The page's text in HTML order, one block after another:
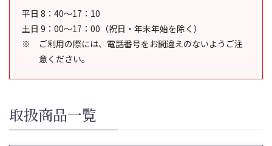
平日 8：40～17：10
土日 9：00～17：00（祝日・年末年始を除く）
ご利用の際には、電話番号をお間違えのないようご注
意ください。
取扱商品一覧